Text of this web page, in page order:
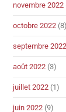
novembre 2022
octobre 2022 (8)
septembre 2022
août 2022 (3)
juillet 2022 (1)
juin 2022 (9)